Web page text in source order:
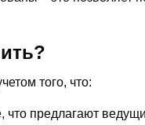
того, что:
предлагают